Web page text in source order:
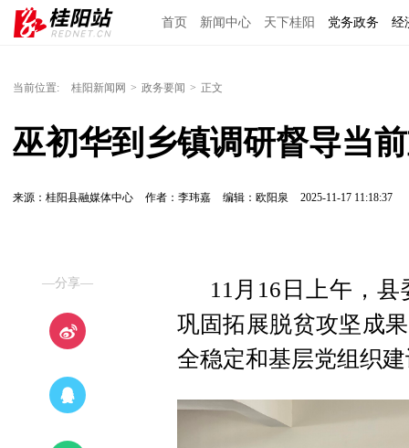
首页 新闻中心 天下桂阳 党务政务 经
当前位置: 桂阳新闻网 > 政务要闻 > 正文
巫初华到乡镇调研督导当
来源：桂阳县融媒体中心 作者：李玮嘉 编辑：欧阳泉 2025-11-17 11:18:37
—分享—
11月16日上午，
巩固拓展脱贫攻坚成
全稳定和基层党组织